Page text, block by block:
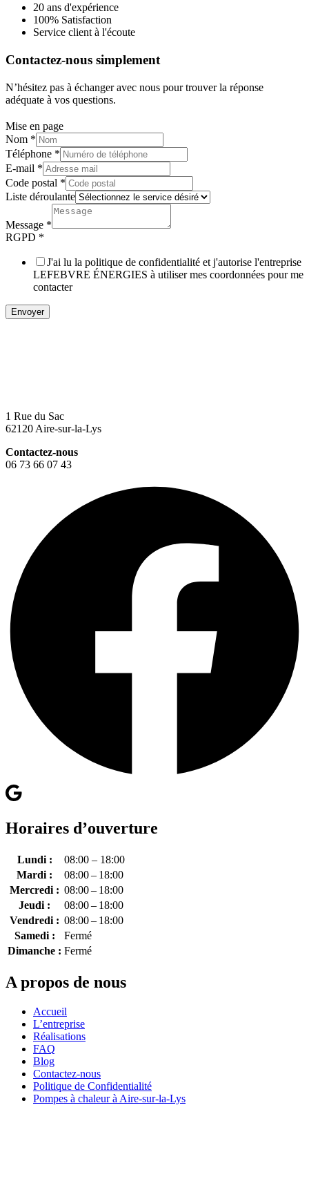
20 ans d'expérience
100% Satisfaction
Service client à l'écoute
Contactez-nous simplement
N’hésitez pas à échanger avec nous pour trouver la réponse
adéquate à vos questions.
Mise en page
Nom *
Téléphone *
E-mail *
Code postal *
Liste déroulante
Message *
RGPD *
J'ai lu la politique de confidentialité et j'autorise l'entreprise
LEFEBVRE ÉNERGIES à utiliser mes coordonnées pour me
contacter
Envoyer
1 Rue du Sac
62120 Aire-sur-la-Lys
Contactez-nous
06 73 66 07 43
Horaires d’ouverture
Lundi :
08:00 – 18:00
Mardi :
08:00 – 18:00
Mercredi : 08:00 – 18:00
Jeudi :
08:00 – 18:00
Vendredi : 08:00 – 18:00
Samedi :
Fermé
Dimanche : Fermé
A propos de nous
Accueil
L’entreprise
Réalisations
FAQ
Blog
Contactez-nous
Politique de Confidentialité
Pompes à chaleur à Aire-sur-la-Lys